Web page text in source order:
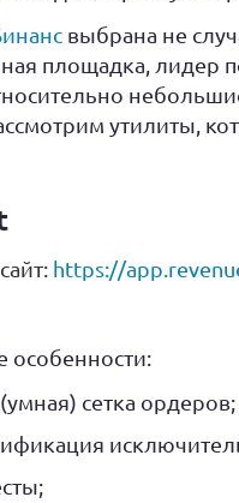
выбрана не
площадка, лидер
утилиты,
https://
сетка ордеров;